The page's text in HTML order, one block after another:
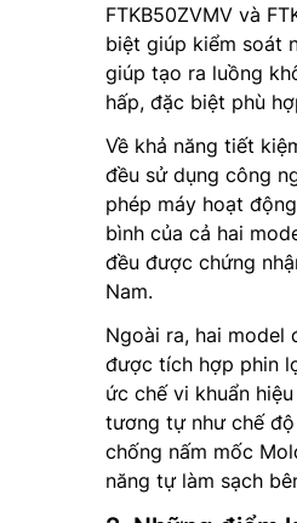
FTKB50ZVMV và
biệt giúp kiểm soát
giúp tạo ra luồng
hấp, đặc biệt phù
Về khả năng tiết
đều sử dụng công
phép máy hoạt
bình của cả hai
đều được chứng
Nam.
Ngoài ra, hai model
được tích hợp phin
ức chế vi khuẩn
tương tự như chế
chống nấm mốc
năng tự làm sạch